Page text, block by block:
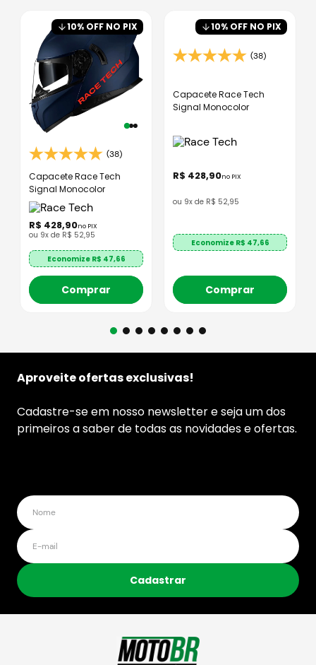
10% OFF NO PIX
(38)
Capacete Race Tech
Signal Monocolor
R$ 428,90no PIX
ou 9x de R$ 52,95
Economize R$ 47,66
Comprar
10% OFF NO PIX
(38)
Capacete Race Tech
Signal Monocolor
R$ 428,90no PIX
ou 9x de R$ 52,95
Economize R$ 47,66
Comprar
Aproveite ofertas exclusivas!
Cadastre-se em nosso newsletter e seja um dos
primeiros a saber de todas as novidades e ofertas.
Cadastrar